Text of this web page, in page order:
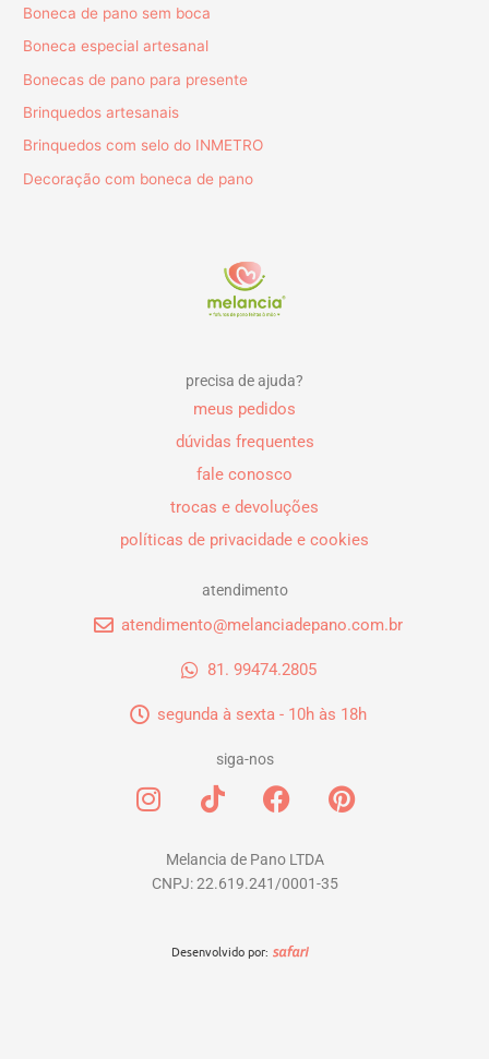
Boneca de pano sem boca
Boneca especial artesanal
Bonecas de pano para presente
Brinquedos artesanais
Brinquedos com selo do INMETRO
Decoração com boneca de pano
precisa de ajuda?
meus pedidos
dúvidas frequentes
fale conosco
trocas e devoluções
políticas de privacidade e cookies
atendimento
atendimento@melanciadepano.com.br
81. 99474.2805
segunda à sexta - 10h às 18h
siga-nos
I
n
a
T
i
t
o
F
a
e
b
o
P
i
Melancia de Pano LTDA
CNPJ: 22.619.241/0001-35
Desenvolvido por: